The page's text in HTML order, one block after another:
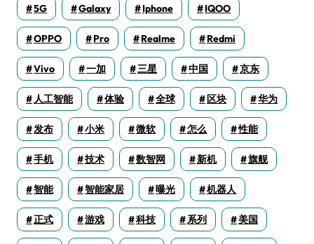
5G Galaxy Iphone IQOO
OPPO Pro Realme Redmi
Vivo 一加 三星 中国 京东
人工智能 体验 全球 区块 华为
发布 小米 微软 怎么 性能
手机 技术 数智网 新机 旗舰
智能 智能家居 曝光 机器人
正式 游戏 科技 系列 美国